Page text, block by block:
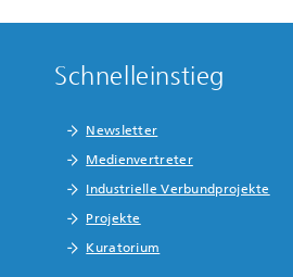
Schnelleinstieg
Newsletter
Medienvertreter
Industrielle Verbundprojekte
Projekte
Kuratorium